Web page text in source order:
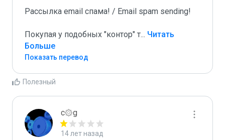
Рассылка email спама! / Email spam sending!
Покупая у подобных "контор" т... Читать
Больше
Показать перевод
Полезный
c۞g
14 лет назад